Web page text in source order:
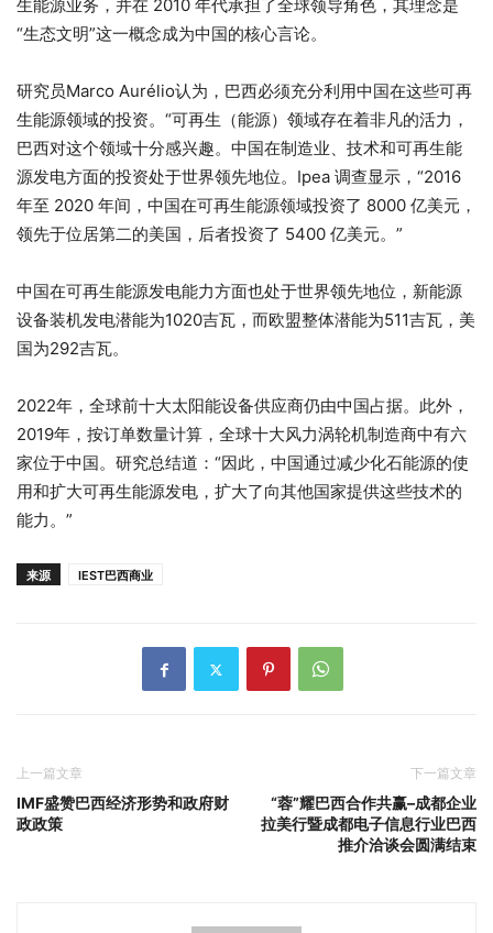
生能源业务，并在 2010 年代承担了全球领导角色，其理念是
“生态文明”这一概念成为中国的核心言论。
研究员Marco Aurélio认为，巴西必须充分利用中国在这些可再
生能源领域的投资。“可再生（能源）领域存在着非凡的活力，
巴西对这个领域十分感兴趣。中国在制造业、技术和可再生能
源发电方面的投资处于世界领先地位。Ipea 调查显示，“2016
年至 2020 年间，中国在可再生能源领域投资了 8000 亿美元，
领先于位居第二的美国，后者投资了 5400 亿美元。”
中国在可再生能源发电能力方面也处于世界领先地位，新能源
设备装机发电潜能为1020吉瓦，而欧盟整体潜能为511吉瓦，美
国为292吉瓦。
2022年，全球前十大太阳能设备供应商仍由中国占据。此外，
2019年，按订单数量计算，全球十大风力涡轮机制造商中有六
家位于中国。研究总结道：“因此，中国通过减少化石能源的使
用和扩大可再生能源发电，扩大了向其他国家提供这些技术的
能力。”
来源 IEST巴西商业
上一篇文章
IMF盛赞巴西经济形势和政府财
政政策
下一篇文章
“蓉”耀巴西合作共赢–成都企业
拉美行暨成都电子信息行业巴西
推介洽谈会圆满结束